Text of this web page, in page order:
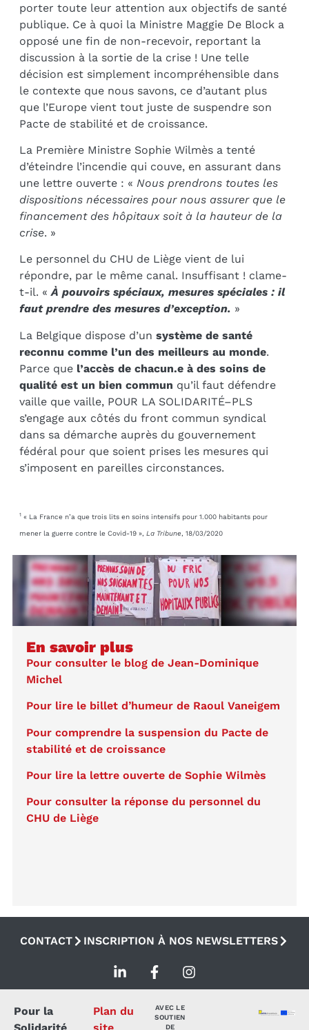
porter toute leur attention aux objectifs de santé
publique. Ce à quoi la Ministre Maggie De Block a
opposé une fin de non-recevoir, reportant la
discussion à la sortie de la crise ! Une telle
décision est simplement incompréhensible dans
le contexte que nous savons, ce d’autant plus
que l’Europe vient tout juste de suspendre son
Pacte de stabilité et de croissance.
La Première Ministre Sophie Wilmès a tenté
d’éteindre l’incendie qui couve, en assurant dans
une lettre ouverte : « Nous prendrons toutes les
dispositions nécessaires pour nous assurer que le
financement des hôpitaux soit à la hauteur de la
crise. »
Le personnel du CHU de Liège vient de lui
répondre, par le même canal. Insuffisant ! clame-
t-il. «À pouvoirs spéciaux, mesures spéciales : il
faut prendre des mesures d’exception. »
La Belgique dispose d’un système de santé
reconnu comme l’un des meilleurs au monde.
Parce que l’accès de chacun.e à des soins de
qualité est un bien commun qu’il faut défendre
vaille que vaille, POUR LA SOLIDARITÉ–PLS
s’engage aux côtés du front commun syndical
dans sa démarche auprès du gouvernement
fédéral pour que soient prises les mesures qui
s’imposent en pareilles circonstances.
1« La France n’a que trois lits en soins intensifs pour 1.000 habitants pour
mener la guerre contre le Covid-19 », La Tribune , 18/03/2020
En savoir plus
Pour consulter le blog de Jean-Dominique
Michel
Pour lire le billet d’humeur de Raoul Vaneigem
Pour comprendre la suspension du Pacte de
stabilité et de croissance
Pour lire la lettre ouverte de Sophie Wilmès
Pour consulter la réponse du personnel du
CHU de Liège
CONTACT INSCRIPTION À NOS NEWSLETTERS
Pour la
AVEC LE
SOUTIEN
DE
Plan du